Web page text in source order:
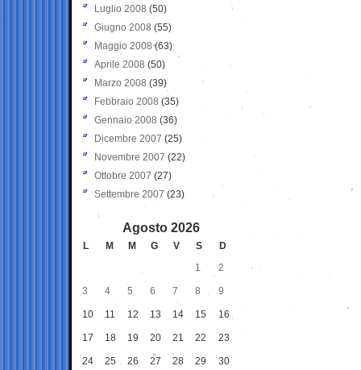
Luglio 2008 (50)
Giugno 2008 (55)
Maggio 2008(63)
Aprile 2008 (50)
Marzo 2008 (39)
Febbraio 2008 (35)
Gennaio 2008 (36)
Dicembre 2007 (25)
Novembre 2007 (22)
Ottobre 2007 (27)
Settembre 2007 (23)
Agosto 2026
L M M G V S
D
1
2
3 4 5 6 7 8 9
10 11 12 13 14 15 16
17 18 19 20 21 22 23
24 25 26 27 28 29 30